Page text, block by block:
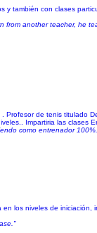
también con clases
another teacher, he
de tenis titulado
Impartiria las clases
como entrenador
los niveles de